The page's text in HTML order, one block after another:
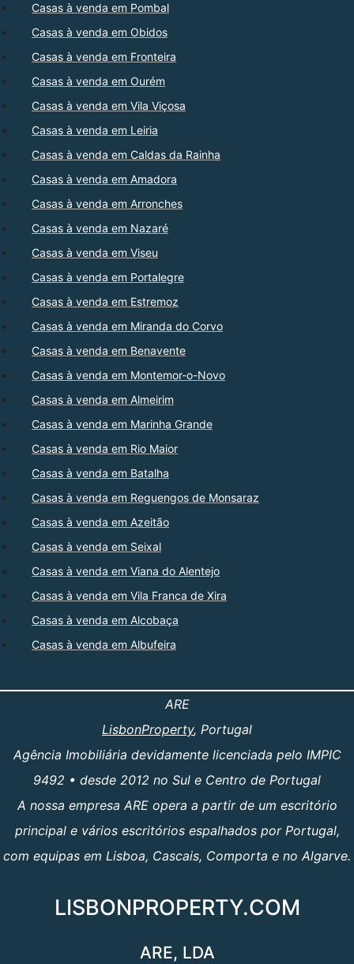
Casas à venda em Pombal
Casas à venda em Obidos
Casas à venda em Fronteira
Casas à venda em Ourém
Casas à venda em Vila Viçosa
Casas à venda em Leiria
Casas à venda em Caldas da Rainha
Casas à venda em Amadora
Casas à venda em Arronches
Casas à venda em Nazaré
Casas à venda em Viseu
Casas à venda em Portalegre
Casas à venda em Estremoz
Casas à venda em Miranda do Corvo
Casas à venda em Benavente
Casas à venda em Montemor-o-Novo
Casas à venda em Almeirim
Casas à venda em Marinha Grande
Casas à venda em Rio Maior
Casas à venda em Batalha
Casas à venda em Reguengos de Monsaraz
Casas à venda em Azeitão
Casas à venda em Seixal
Casas à venda em Viana do Alentejo
Casas à venda em Vila Franca de Xira
Casas à venda em Alcobaça
Casas à venda em Albufeira
ARE
LisbonProperty, Portugal
Agência Imobiliária devidamente licenciada pelo IMPIC
9492 • desde 2012 no Sul e Centro de Portugal
A nossa empresa ARE opera a partir de um escritório
principal e vários escritórios espalhados por Portugal,
com equipas em Lisboa, Cascais, Comporta e no Algarve.
LISBONPROPERTY.COM
ARE, LDA